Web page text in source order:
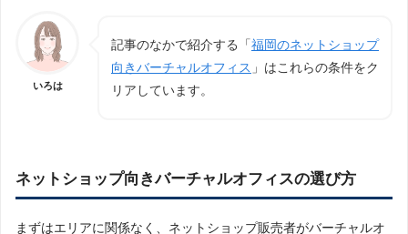
いろは
記事のなかで紹介する「 福岡のネットショップ
向きバーチャルオフィス 」はこれらの条件をク
リアしています。
ネットショップ向きバーチャルオフィスの選び方
まずはエリアに関係なく、ネットショップ販売者がバーチャルオ